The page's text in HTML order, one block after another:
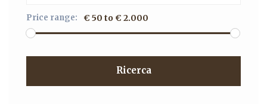
Price range: € 50 to € 2.000
Ricerca